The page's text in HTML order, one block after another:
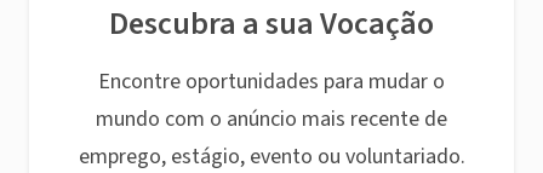
Descubra a sua Vocação
Encontre oportunidades para mudar o
mundo com o anúncio mais recente de
emprego, estágio, evento ou voluntariado.